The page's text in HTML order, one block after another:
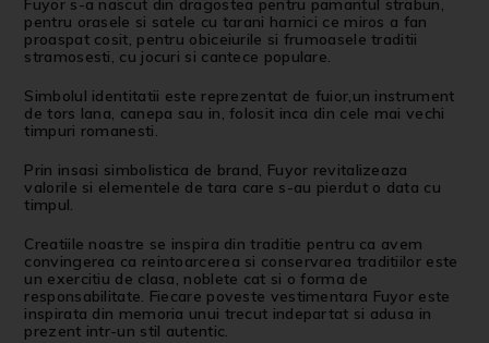
Fuyor s-a nascut din dragostea pentru pamantul strabun,
pentru orasele si satele cu tarani harnici ce miros a fan
proaspat cosit, pentru obiceiurile si frumoasele traditii
stramosesti, cu jocuri si cantece populare.
Simbolul identitatii este reprezentat de fuior,un instrument
de tors lana, canepa sau in, folosit inca din cele mai vechi
timpuri romanesti.
Prin insasi simbolistica de brand, Fuyor revitalizeaza
valorile si elementele de tara care s-au pierdut o data cu
timpul.
Creatiile noastre se inspira din traditie pentru ca avem
convingerea ca reintoarcerea si conservarea traditiilor este
un exercitiu de clasa, noblete cat si o forma de
responsabilitate. Fiecare poveste vestimentara Fuyor este
inspirata din memoria unui trecut indepartat si adusa in
prezent intr-un stil autentic.